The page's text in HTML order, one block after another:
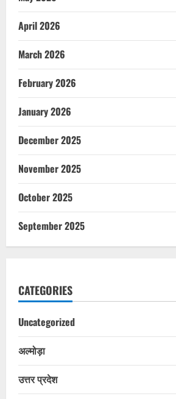
April 2026
March 2026
February 2026
January 2026
December 2025
November 2025
October 2025
September 2025
CATEGORIES
Uncategorized
अल्मोड़ा
उत्तर प्रदेश